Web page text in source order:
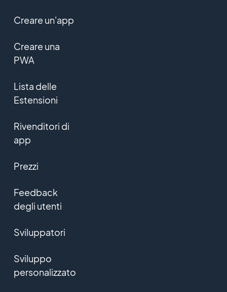
Creare un'app
Creare una
PWA
Lista delle
Estensioni
Rivenditori di
app
Prezzi
Feedback
degli utenti
Sviluppatori
Sviluppo
personalizzato